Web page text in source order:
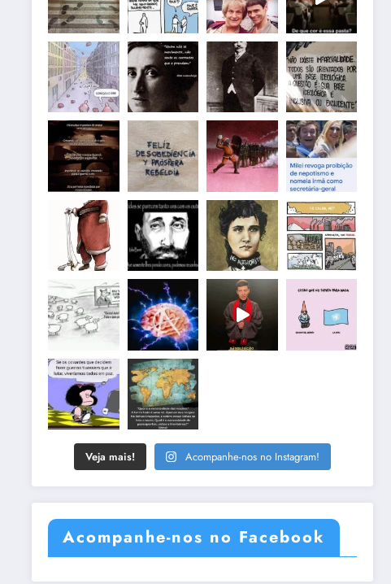
Veja mais! Acompanhe-nos no Instagram!
Acompanhe-nos no Facebook